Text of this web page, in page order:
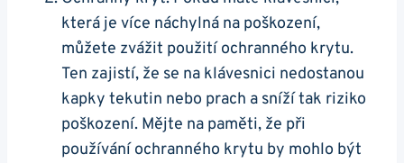
která je více náchylná na poškození,⁣
můžete zvážit použití ochranného krytu.
Ten zajistí,‍ že se na klávesnici nedostanou
kapky tekutin nebo ⁣prach a sníží tak riziko
poškození. Mějte na paměti, že při
používání ochranného krytu by mohlo být